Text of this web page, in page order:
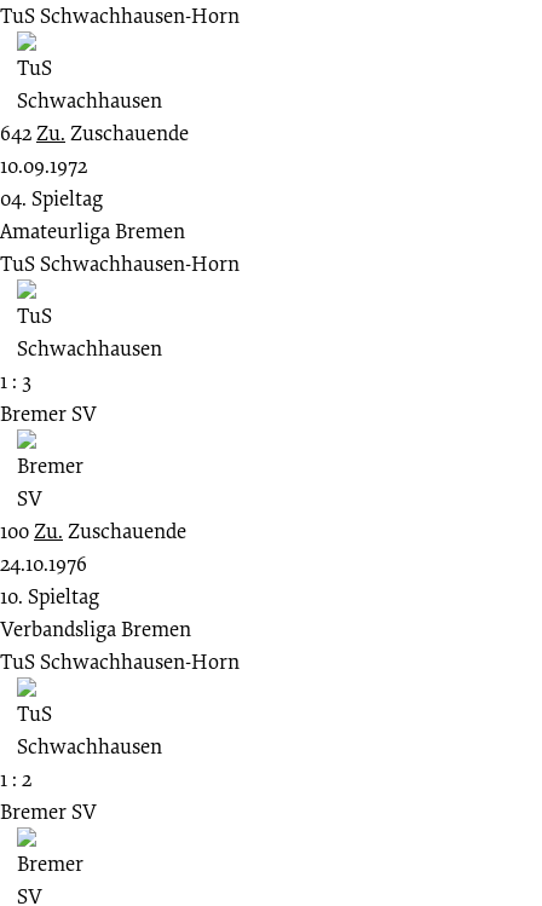
TuS Schwachhausen-Horn
642Zu. Zuschauende
10.09.1972
04. Spieltag
Amateurliga Bremen
TuS Schwachhausen-Horn
1 : 3
Bremer SV
100Zu. Zuschauende
24.10.1976
10. Spieltag
Verbandsliga Bremen
TuS Schwachhausen-Horn
1 : 2
Bremer SV